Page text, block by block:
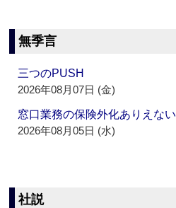
無季言
三つのPUSH
2026年08月07日 (金)
窓口業務の保険外化ありえない
2026年08月05日 (水)
社説